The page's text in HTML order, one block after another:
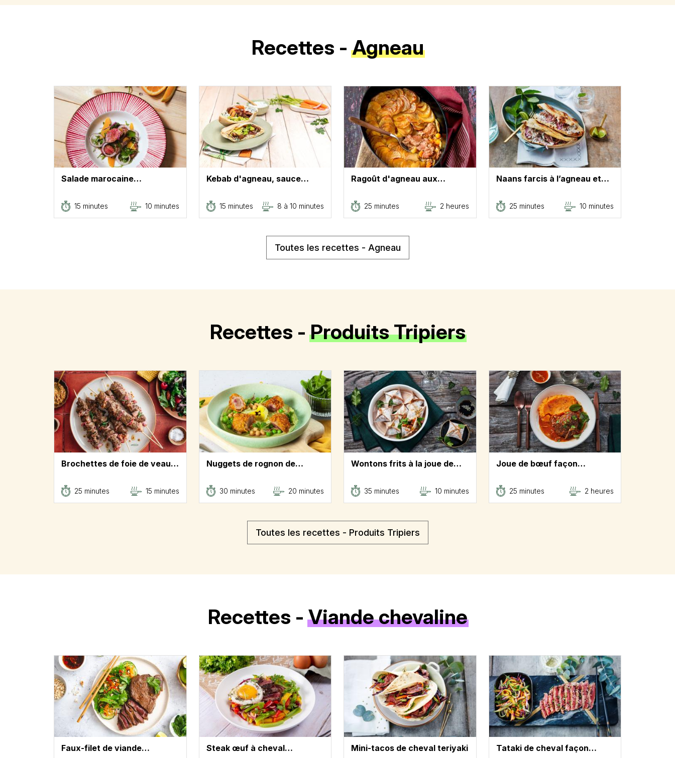
Recettes -Agneau
Salade marocaine…
15 minutes 10 minutes
Kebab d'agneau, sauce…
15 minutes 8 à 10 minutes
Ragoût d'agneau aux…
25 minutes 2 heures
Naans farcis à l’agneau et…
25 minutes 10 minutes
Toutes les recettes - Agneau
Recettes -Produits Tripiers
Brochettes de foie de veau…
25 minutes 15 minutes
Nuggets de rognon de…
30 minutes 20 minutes
Wontons frits à la joue de…
35 minutes 10 minutes
Joue de bœuf façon…
25 minutes 2 heures
Toutes les recettes - Produits Tripiers
Recettes -Viande chevaline
Faux-filet de viande… Steak œuf à cheval… Mini-tacos de cheval teriyaki Tataki de cheval façon…